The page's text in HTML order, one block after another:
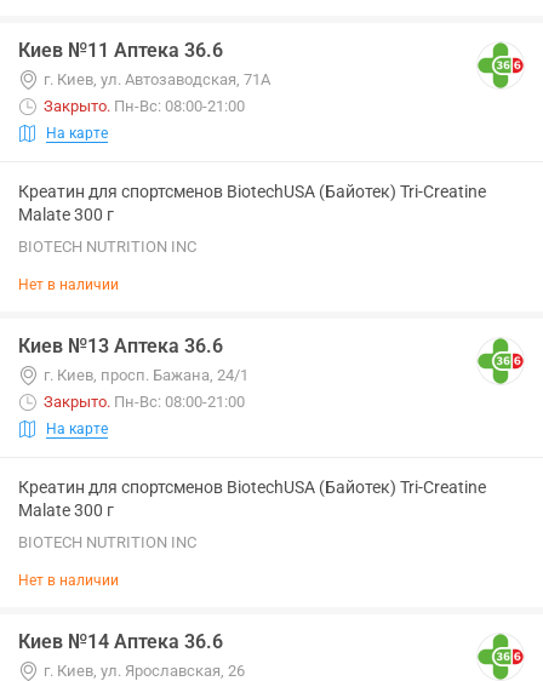
Киев №11 Аптека 36.6
г. Киев, ул. Автозаводская, 71А
Закрыто. Пн-Вс: 08:00-21:00
На карте
Креатин для спортсменов BiotechUSA (Байотек) Tri-Creatine
Malate 300 г
BIOTECH NUTRITION INC
Нет в наличии
Киев №13 Аптека 36.6
г. Киев, просп. Бажана, 24/1
Закрыто. Пн-Вс: 08:00-21:00
На карте
Креатин для спортсменов BiotechUSA (Байотек) Tri-Creatine
Malate 300 г
BIOTECH NUTRITION INC
Нет в наличии
Киев №14 Аптека 36.6
г. Киев, ул. Ярославская, 26